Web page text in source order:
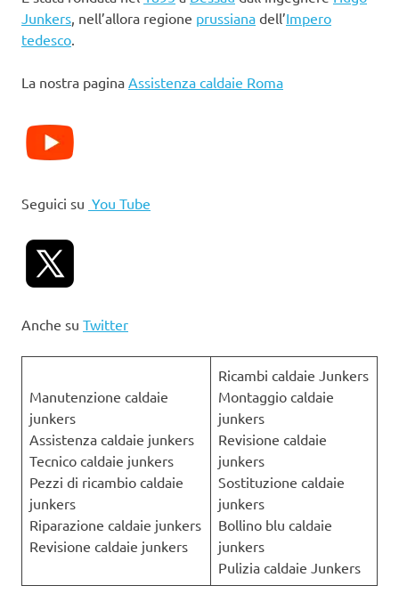
Junkers , nell’allora regione prussiana dell’Impero
tedesco
La nostra pagina Assistenza caldaie Roma
Seguici su You Tube
Anche su Twitter
Manutenzione caldaie
junkers
Assistenza caldaie junkers
Tecnico caldaie junkers
Pezzi di ricambio caldaie
junkers
Riparazione caldaie junkers
Revisione caldaie junkers
Ricambi caldaie Junkers
Montaggio caldaie
junkers
Revisione caldaie
junkers
Sostituzione caldaie
junkers
Bollino blu caldaie
junkers
Pulizia caldaie Junkers